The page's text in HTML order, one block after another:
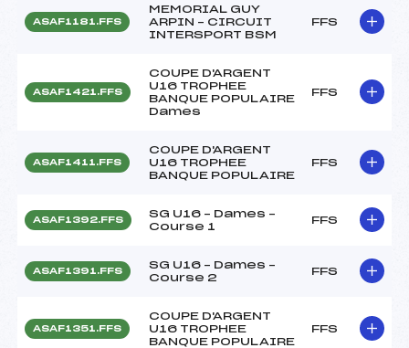
ASAF1181.FFS
MEMORIAL GUY
ARPIN – CIRCUIT
INTERSPORT BSM
FFS
ASAF1421.FFS
COUPE D'ARGENT
U16 TROPHEE
BANQUE POPULAIRE
Dames
FFS
ASAF1411.FFS
COUPE D'ARGENT
U16 TROPHEE
BANQUE POPULAIRE
FFS
ASAF1392.FFS
SG U16 – Dames –
Course 1
FFS
ASAF1391.FFS
SG U16 – Dames –
Course 2
FFS
ASAF1351.FFS
COUPE D'ARGENT
U16 TROPHEE
BANQUE POPULAIRE
FFS